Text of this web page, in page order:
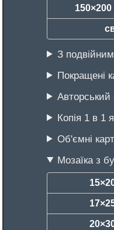
З
Покращені
Авторський
Копія 1 в 1
Об'ємні
Мозаїка з